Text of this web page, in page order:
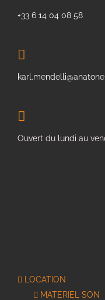
+33 6 14 04 08 58
Ouvert du lundi au
LOCATION
MATERIEL SON